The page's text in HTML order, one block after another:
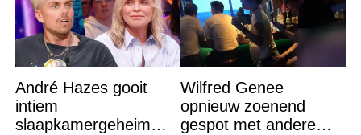
André Hazes gooit
intiem
slaapkamergeheim
Wilfred Genee
opnieuw zoenend
gespot met andere